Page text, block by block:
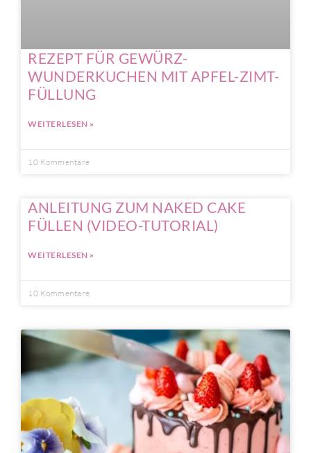
REZEPT FÜR GEWÜRZ-
WUNDERKUCHEN MIT APFEL-ZIMT-
FÜLLUNG
WEITERLESEN »
10 Kommentare
ANLEITUNG ZUM NAKED CAKE
FÜLLEN (VIDEO-TUTORIAL)
WEITERLESEN »
10 Kommentare